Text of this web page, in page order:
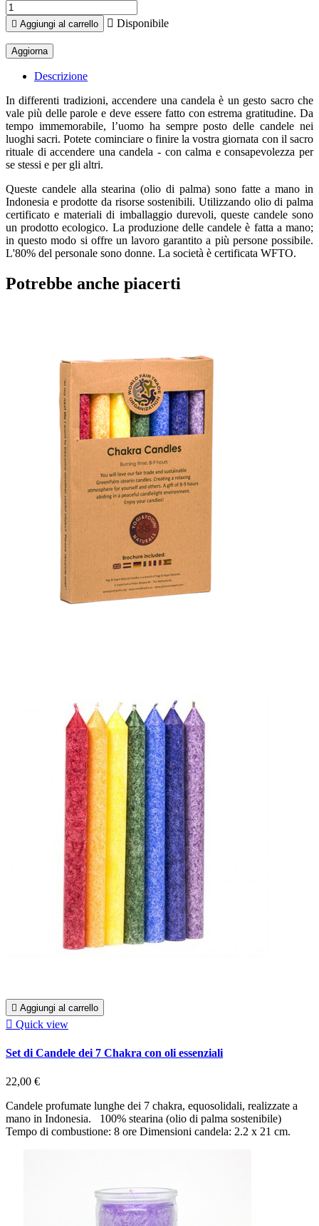
 Aggiungi al carrello  Disponibile
Descrizione
In differenti tradizioni, accendere una candela è un gesto sacro che
vale più delle parole e deve essere fatto con estrema gratitudine. Da
tempo immemorabile, l’uomo ha sempre posto delle candele nei
luoghi sacri. Potete cominciare o finire la vostra giornata con il sacro
rituale di accendere una candela - con calma e consapevolezza per
se stessi e per gli altri.
Queste candele alla stearina (olio di palma) sono fatte a mano in
Indonesia e prodotte da risorse sostenibili. Utilizzando olio di palma
certificato e materiali di imballaggio durevoli, queste candele sono
un prodotto ecologico. La produzione delle candele è fatta a mano;
in questo modo si offre un lavoro garantito a più persone possibile.
L'80% del personale sono donne. La società è certificata WFTO.
Potrebbe anche piacerti
 Aggiungi al carrello
 Quick view
Set di Candele dei 7 Chakra con oli essenziali
22,00 €
Candele profumate lunghe dei 7 chakra, equosolidali, realizzate a
mano in Indonesia. 100% stearina (olio di palma sostenibile)
Tempo di combustione: 8 ore Dimensioni candela: 2.2 x 21 cm.